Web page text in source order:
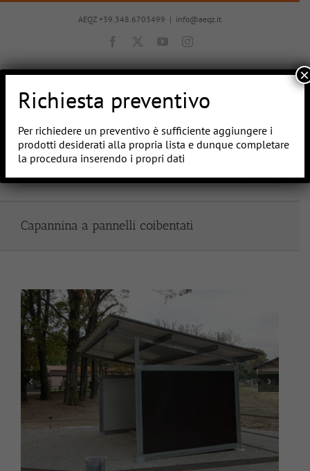
Salta
AEQZ +39.348.6703499 | info@aeqz.it
Facebook YouTubeInstagram
Vai a...
Capannina a pannelli coibentati
Richiesta preventivo
Per richiedere un preventivo è sufficiente aggiungere i
prodotti desiderati alla propria lista e dunque completare
la procedura inserendo i propri dati
×